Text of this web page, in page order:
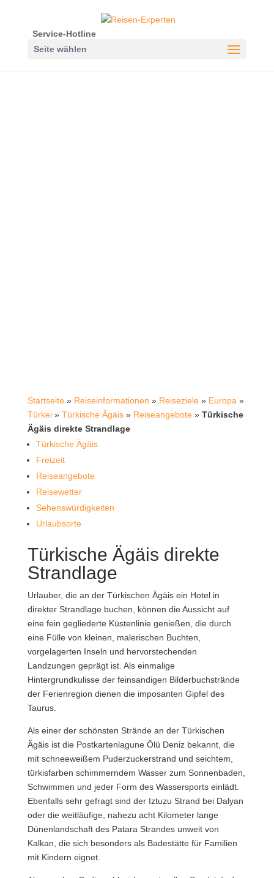
Service-Hotline
Seite wählen
Startseite» Reiseinformationen » Reiseziele» Europa »
Türkei» Türkische Ägäis» Reiseangebote» Türkische
Ägäis direkte Strandlage
Türkische Ägäis
Freizeit
Reiseangebote
Reisewetter
Sehenswürdigkeiten
Urlaubsorte
Türkische Ägäis direkte
Strandlage
Urlauber, die an der Türkischen Ägäis ein Hotel in
direkter Strandlage buchen, können die Aussicht auf
eine fein gegliederte Küstenlinie genießen, die durch
eine Fülle von kleinen, malerischen Buchten,
vorgelagerten Inseln und hervorstechenden
Landzungen geprägt ist. Als einmalige
Hintergrundkulisse der feinsandigen Bilderbuchstrände
der Ferienregion dienen die imposanten Gipfel des
Taurus.
Als einer der schönsten Strände an der Türkischen
Ägäis ist die Postkartenlagune Ölü Deniz bekannt, die
mit schneeweißem Puderzuckerstrand und seichtem,
türkisfarben schimmerndem Wasser zum Sonnenbaden,
Schwimmen und jeder Form des Wassersports einlädt.
Ebenfalls sehr gefragt sind der Iztuzu Strand bei Dalyan
oder die weitläufige, nahezu acht Kilometer lange
Dünenlandschaft des Patara Strandes unweit von
Kalkan, die sich besonders als Badestätte für Familien
mit Kindern eignet.